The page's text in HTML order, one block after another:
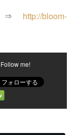
http://bloom-
Follow me!